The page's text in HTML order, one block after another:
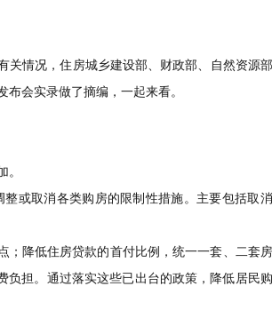
情况，住房城乡建设部、财政部、自然资源部
会实录做了摘编，一起来看。
。
或取消各类购房的限制性措施。主要包括取
；降低住房贷款的首付比例，统一一套、二套
负担。通过落实这些已出台的政策，降低居民